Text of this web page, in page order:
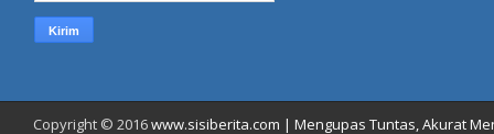
Copyright © 2016www.sisiberita.com | Mengupas Tuntas, Akurat